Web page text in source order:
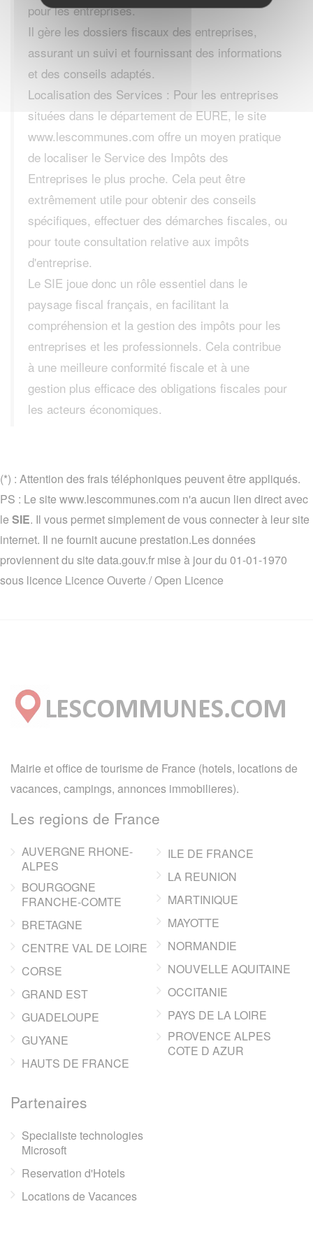
pour les entreprises.
Il gère les dossiers fiscaux des entreprises,
assurant un suivi et fournissant des informations
et des conseils adaptés.
Localisation des Services : Pour les entreprises
situées dans le département de EURE, le site
www.lescommunes.com offre un moyen pratique
de localiser le Service des Impôts des
Entreprises le plus proche. Cela peut être
extrêmement utile pour obtenir des conseils
spécifiques, effectuer des démarches fiscales, ou
pour toute consultation relative aux impôts
d'entreprise.
Le SIE joue donc un rôle essentiel dans le
paysage fiscal français, en facilitant la
compréhension et la gestion des impôts pour les
entreprises et les professionnels. Cela contribue
à une meilleure conformité fiscale et à une
gestion plus efficace des obligations fiscales pour
les acteurs économiques.
(*) : Attention des frais téléphoniques peuvent être appliqués.
PS : Le site www.lescommunes.com n'a aucun lien direct avec
le SIE. Il vous permet simplement de vous connecter à leur site
internet. Il ne fournit aucune prestation.Les données
proviennent du site data.gouv.fr mise à jour du 01-01-1970
sous licence Licence Ouverte / Open Licence
Mairie et office de tourisme de France (hotels, locations de
vacances, campings, annonces immobilieres).
Les regions de France
AUVERGNE RHONE-
ALPES
BOURGOGNE
FRANCHE-COMTE
BRETAGNE
CENTRE VAL DE LOIRE
CORSE
GRAND EST
GUADELOUPE
GUYANE
HAUTS DE FRANCE
ILE DE FRANCE
LA REUNION
MARTINIQUE
MAYOTTE
NORMANDIE
NOUVELLE AQUITAINE
OCCITANIE
PAYS DE LA LOIRE
PROVENCE ALPES
COTE D AZUR
Partenaires
Specialiste technologies
Microsoft
Reservation d'Hotels
Locations de Vacances